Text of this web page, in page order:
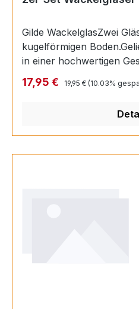
Gilde WackelglasZwei
kugelförmigen
in einer hochwertigen
sich beim Hinstellen
8,8
Verkaufspreis:
17,95 € Regulärer Preis:
19,95 € (10.03%